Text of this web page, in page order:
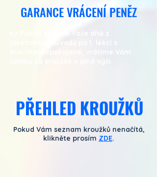
GARANCE VRÁCENÍ PENĚZ
PŘEHLED KROUŽKŮ
Pokud Vám seznam kroužků nenačítá,
klikněte prosím ZDE.